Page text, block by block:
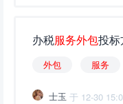
办税服务外包投标
外包 服务
士玉 于 12-30